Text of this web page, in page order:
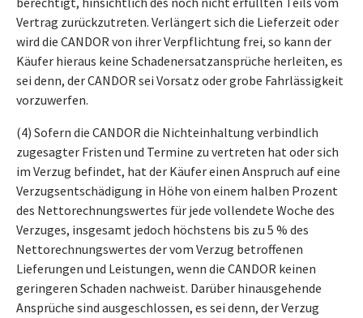
Vertrag zurückzutreten. Verlängert sich die Lieferzeit oder
wird die CANDOR von ihrer Verpflichtung frei, so kann der
Käufer hieraus keine Schadenersatzansprüche herleiten, es
sei denn, der CANDOR sei Vorsatz oder grobe Fahrlässigkeit
vorzuwerfen.
(4) Sofern die CANDOR die Nichteinhaltung verbindlich
zugesagter Fristen und Termine zu vertreten hat oder sich
im Verzug befindet, hat der Käufer einen Anspruch auf eine
Verzugsentschädigung in Höhe von einem halben Prozent
des Nettorechnungswertes für jede vollendete Woche des
Verzuges, insgesamt jedoch höchstens bis zu 5 % des
Nettorechnungswertes der vom Verzug betroffenen
Lieferungen und Leistungen, wenn die CANDOR keinen
geringeren Schaden nachweist. Darüber hinausgehende
Ansprüche sind ausgeschlossen, es sei denn, der Verzug